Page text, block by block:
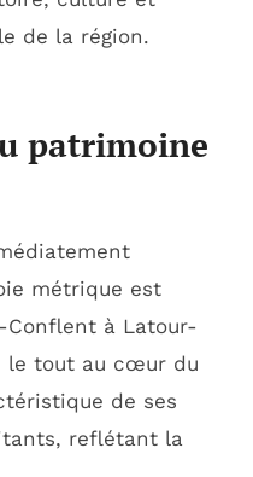
de la région.
patrimoine
métrique est
Conflent à Latour-
le tout au cœur du
de ses
reflétant la